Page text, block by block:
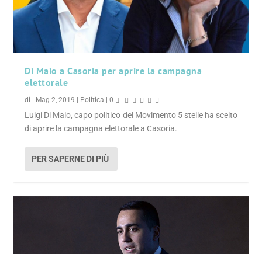
Di Maio a Casoria per aprire la campagna
elettorale
di | Mag 2, 2019 | Politica |0 |
Luigi Di Maio, capo politico del Movimento 5 stelle ha scelto
di aprire la campagna elettorale a Casoria.
PER SAPERNE DI PIÙ